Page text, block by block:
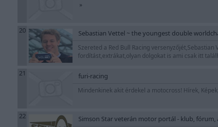
»
20 Sebastian Vettel ~ the youngest double
Szereted a Red Bull Racing
fordítást,extrákat,olyan dolgokat is ami csak itt
21 furi-racing
Mindenkinek akit érdekel a motocross! Hírek,
22 Simson Star veterán motor portál - klub,